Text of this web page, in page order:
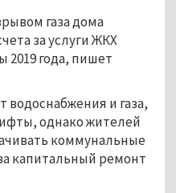
газа дома
за услуги ЖКХ
2019 года, пишет
водоснабжения и газа,
однако жителей
коммунальные
капитальный ремонт